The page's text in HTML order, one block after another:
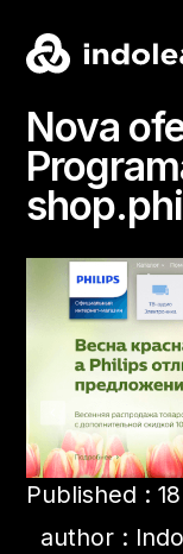
Nova
Published :
author :